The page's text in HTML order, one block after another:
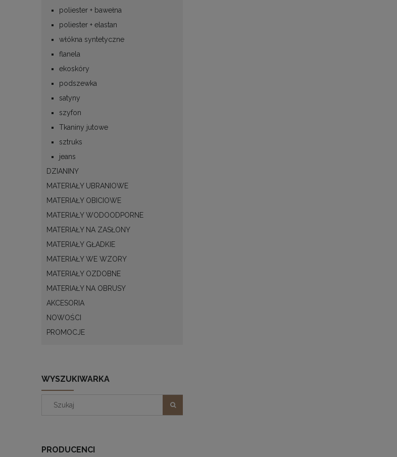
poliester + bawełna
poliester + elastan
włókna syntetyczne
flanela
ekoskóry
podszewka
satyny
szyfon
Tkaniny jutowe
sztruks
jeans
DZIANINY
MATERIAŁY UBRANIOWE
MATERIAŁY OBICIOWE
MATERIAŁY WODOODPORNE
MATERIAŁY NA ZASŁONY
MATERIAŁY GŁADKIE
MATERIAŁY WE WZORY
MATERIAŁY OZDOBNE
MATERIAŁY NA OBRUSY
AKCESORIA
NOWOŚCI
PROMOCJE
WYSZUKIWARKA
PRODUCENCI